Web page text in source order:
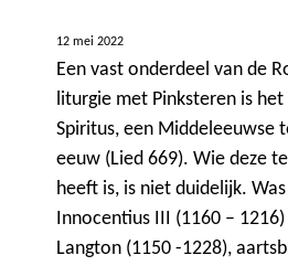
12 mei 2022
Een vast onderdeel van de
liturgie met Pinksteren is het
Spiritus, een Middeleeuwse
eeuw (Lied 669). Wie deze
heeft is, is niet duidelijk.
Innocentius III (1160 –
Langton (1150 -1228),